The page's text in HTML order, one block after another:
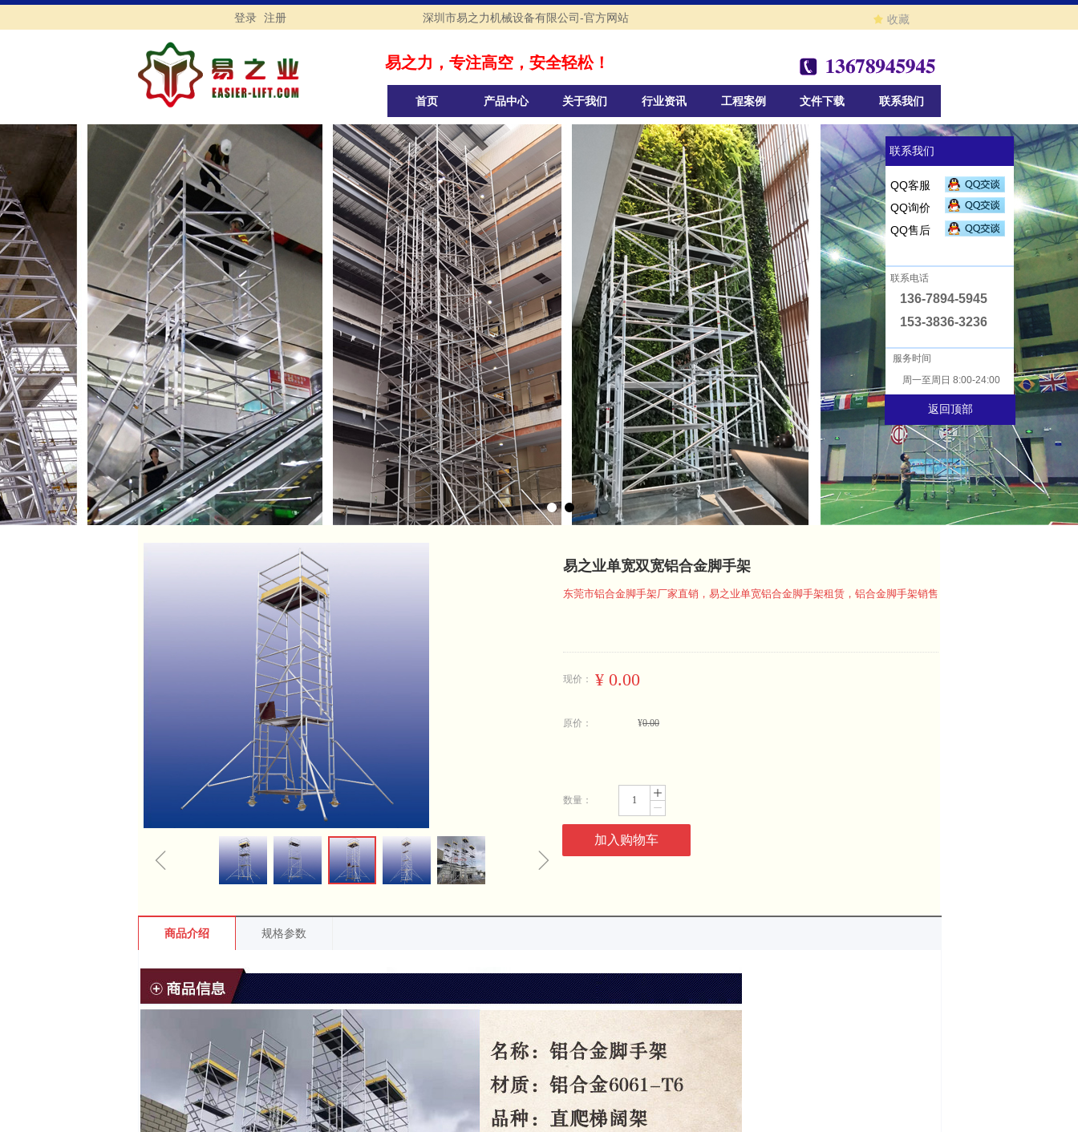
登录 注册 深圳市易之力机械设备有限公司-官方网站 끄 收藏
易之力，专注高空，安全轻松！
首页 产品中心 关于我们 行业资讯 工程案例 文件下载 联系我们
QQ客服
QQ询价
QQ售后
联系电话
136-7894-5945
153-3836-3236
服务时间
周一至周日 8:00-24:00
返回顶部
联系我们
ꁆ ꁇ
易之业单宽双宽铝合金脚手架
东莞市铝合金脚手架厂家直销，易之业单宽铝合金脚手架租赁，铝合金脚手架销售
现价： ¥ 0.00
原价： ¥0.00
数量：
ꄸ
ꄷ
加入购物车
商品介绍 规格参数